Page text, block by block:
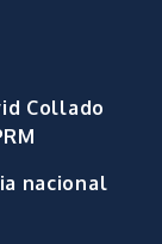
Collado
nacional